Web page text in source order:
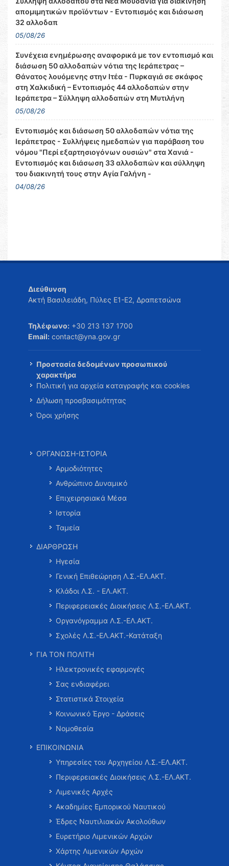
απομιμητικών προϊόντων - Εντοπισμός και διάσωση
32 αλλοδαπ
05/08/26
Συνέχεια ενημέρωσης αναφορικά με τον εντοπισμό και
διάσωση 50 αλλοδαπών νότια της Ιεράπετρας –
Θάνατος λουόμενης στην Ιτέα - Πυρκαγιά σε σκάφος
στη Χαλκιδική – Εντοπισμός 44 αλλοδαπών στην
Ιεράπετρα – Σύλληψη αλλοδαπών στη Μυτιλήνη
05/08/26
Εντοπισμός και διάσωση 50 αλλοδαπών νότια της
Ιεράπετρας - Συλλήψεις ημεδαπών για παράβαση του
νόμου "Περί εξαρτησιογόνων ουσιών" στα Χανιά -
Εντοπισμός και διάσωση 33 αλλοδαπών και σύλληψη
του διακινητή τους στην Αγία Γαλήνη -
04/08/26
Διεύθυνση
Ακτή Βασιλειάδη, Πύλες Ε1-Ε2, Δραπετσώνα
Τηλέφωνο: +30 213 137 1700
Email: contact@yna.gov.gr
Προστασία δεδομένων προσωπικού
χαρακτήρα
Πολιτική για αρχεία καταγραφής και cookies
Δήλωση προσβασιμότητας
Όροι χρήσης
ΟΡΓΑΝΩΣΗ-ΙΣΤΟΡΙΑ
Αρμοδιότητες
Ανθρώπινο Δυναμικό
Επιχειρησιακά Μέσα
Ιστορία
Ταμεία
ΔΙΑΡΘΡΩΣΗ
Ηγεσία
Γενική Επιθεώρηση Λ.Σ.-ΕΛ.ΑΚΤ.
Κλάδοι Λ.Σ. - ΕΛ.ΑΚΤ.
Περιφερειακές Διοικήσεις Λ.Σ.-ΕΛ.ΑΚΤ.
Οργανόγραμμα Λ.Σ.-ΕΛ.ΑΚΤ.
Σχολές Λ.Σ.-ΕΛ.ΑΚΤ.-Κατάταξη
ΓΙΑ ΤΟΝ ΠΟΛΙΤΗ
Ηλεκτρονικές εφαρμογές
Σας ενδιαφέρει
Στατιστικά Στοιχεία
Κοινωνικό Έργο - Δράσεις
Νομοθεσία
ΕΠΙΚΟΙΝΩΝΙΑ
Υπηρεσίες του Αρχηγείου Λ.Σ.-ΕΛ.ΑΚΤ.
Περιφερειακές Διοικήσεις Λ.Σ.-ΕΛ.ΑΚΤ.
Λιμενικές Αρχές
Ακαδημίες Εμπορικού Ναυτικού
Έδρες Ναυτιλιακών Ακολούθων
Ευρετήριο Λιμενικών Αρχών
Χάρτης Λιμενικών Αρχών